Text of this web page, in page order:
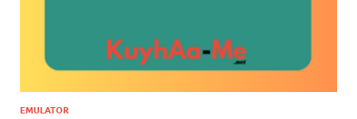
EMULATOR